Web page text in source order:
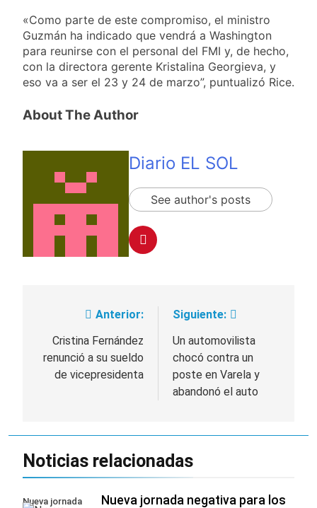
«Como parte de este compromiso, el ministro
Guzmán ha indicado que vendrá a Washington
para reunirse con el personal del FMI y, de hecho,
con la directora gerente Kristalina Georgieva, y
eso va a ser el 23 y 24 de marzo”, puntualizó Rice.
About The Author
Diario EL SOL
See author's posts
Navegación
de
entradas
Anterior:
Cristina Fernández
renunció a su sueldo
de vicepresidenta
Siguiente:
Un automovilista
chocó contra un
poste en Varela y
abandonó el auto
Noticias relacionadas
Nueva jornada
Nueva jornada negativa para los